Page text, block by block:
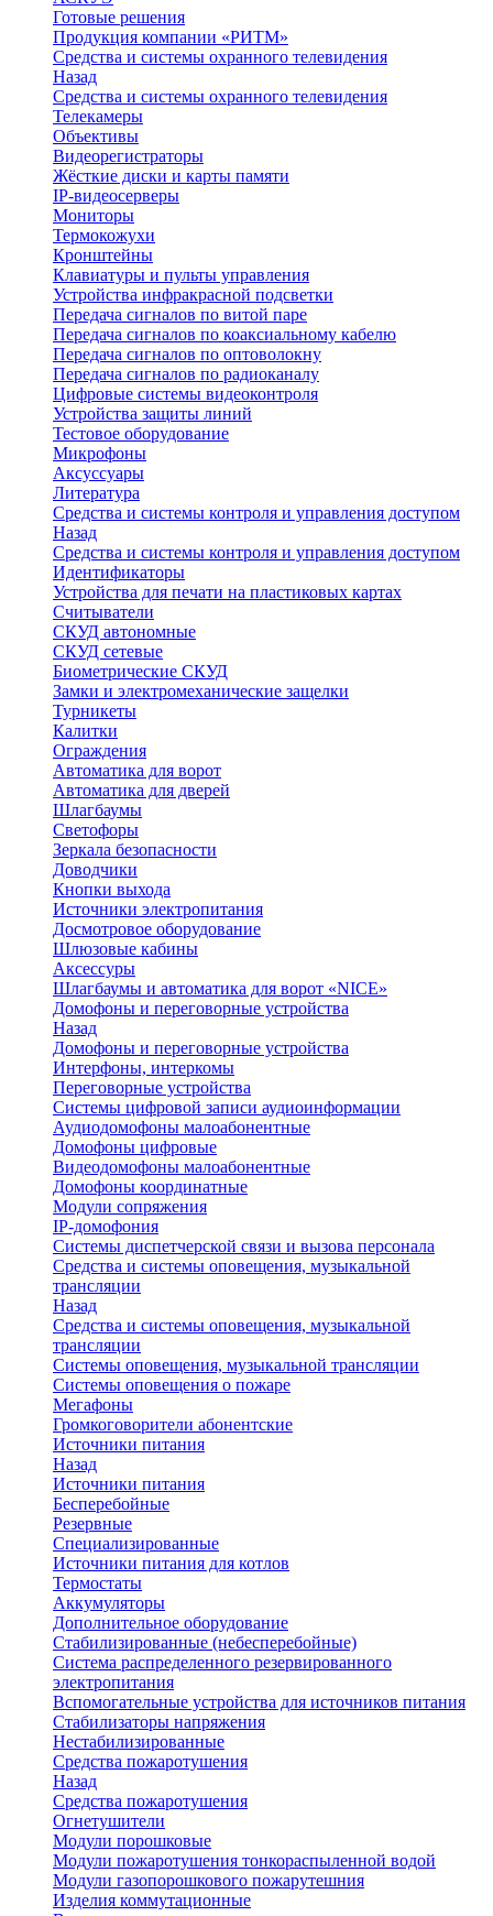
Готовые решения
Продукция компании «РИТМ»
Средства и системы охранного телевидения
Назад
Средства и системы охранного телевидения
Телекамеры
Объективы
Видеорегистраторы
Жёсткие диски и карты памяти
IP-видеосерверы
Мониторы
Термокожухи
Кронштейны
Клавиатуры и пульты управления
Устройства инфракрасной подсветки
Передача сигналов по витой паре
Передача сигналов по коаксиальному кабелю
Передача сигналов по оптоволокну
Передача сигналов по радиоканалу
Цифровые системы видеоконтроля
Устройства защиты линий
Тестовое оборудование
Микрофоны
Аксуссуары
Литература
Средства и системы контроля и управления доступом
Назад
Средства и системы контроля и управления доступом
Идентификаторы
Устройства для печати на пластиковых картах
Считыватели
СКУД автономные
СКУД сетевые
Биометрические СКУД
Замки и электромеханические защелки
Турникеты
Калитки
Ограждения
Автоматика для ворот
Автоматика для дверей
Шлагбаумы
Светофоры
Зеркала безопасности
Доводчики
Кнопки выхода
Источники электропитания
Досмотровое оборудование
Шлюзовые кабины
Аксессуры
Шлагбаумы и автоматика для ворот «NICE»
Домофоны и переговорные устройства
Назад
Домофоны и переговорные устройства
Интерфоны, интеркомы
Переговорные устройства
Системы цифровой записи аудиоинформации
Аудиодомофоны малоабонентные
Домофоны цифровые
Видеодомофоны малоабонентные
Домофоны координатные
Модули сопряжения
IP-домофония
Системы диспетчерской связи и вызова персонала
Средства и системы оповещения, музыкальной
трансляции
Назад
Средства и системы оповещения, музыкальной
трансляции
Системы оповещения, музыкальной трансляции
Системы оповещения о пожаре
Мегафоны
Громкоговорители абонентские
Источники питания
Назад
Источники питания
Бесперебойные
Резервные
Специализированные
Источники питания для котлов
Термостаты
Аккумуляторы
Дополнительное оборудование
Стабилизированные (небесперебойные)
Система распределенного резервированного
электропитания
Вспомогательные устройства для источников питания
Стабилизаторы напряжения
Нестабилизированные
Средства пожаротушения
Назад
Средства пожаротушения
Огнетушители
Модули порошковые
Модули пожаротушения тонкораспыленной водой
Модули газопорошкового пожарутешния
Изделия коммутационные